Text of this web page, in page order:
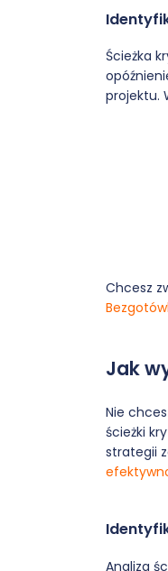
Ścieżka
projektu.
Chcesz
Jak
Nie
ścieżki
strategii
Analiza